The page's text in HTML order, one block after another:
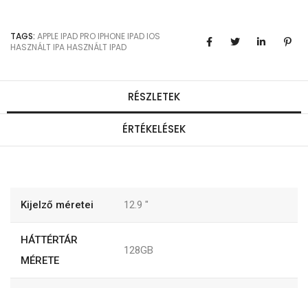
TAGS: APPLE IPAD PRO IPHONE IPAD IOS
HASZNÁLT IPA HASZNÁLT IPAD
RÉSZLETEK
ÉRTÉKELÉSEK
Kijelző méretei 12.9 "
HÁTTÉRTÁR
MÉRETE
128GB